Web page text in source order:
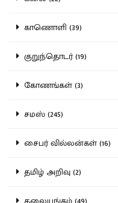
காணொளி (39)
குறுந்தொடர் (19)
கோணங்கள் (3)
சமஸ் (245)
சைபர் வில்லன்கள் (16)
தமிழ் அறிவு (2)